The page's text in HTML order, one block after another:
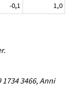
-0,1 1,0
3466, Anni